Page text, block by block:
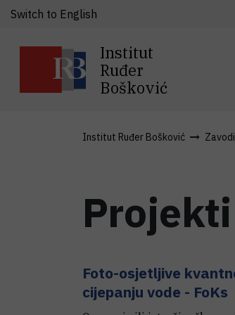
Institut
Ruđer
Bošković
Switch to English
Institut Ruđer Bošković Zavodi
Projekti
Foto-osjetljive
cijepanju vode - FoKs